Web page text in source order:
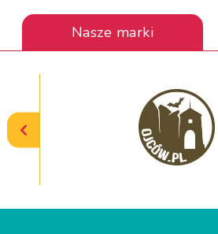
Nasze marki